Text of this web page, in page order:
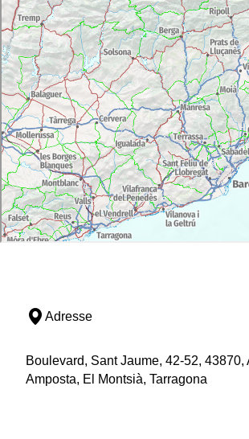
Adresse
Boulevard, Sant Jaume, 42-52, 43870,
Amposta, El Montsià, Tarragona